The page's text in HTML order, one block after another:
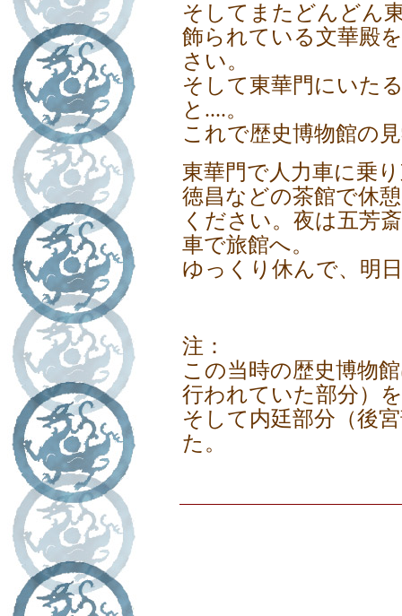
そしてまたどんどん
飾られている文華殿
さい。
そして東華門にいた
と....。
これで歴史博物館の
東華門で人力車に乗
徳昌などの茶館で休
ください。夜は五芳
車で旅館へ。
ゆっくり休んで、明
注：
この当時の歴史博物
行われていた部分）
そして内廷部分（後
た。